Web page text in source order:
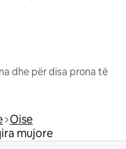
dhe për disa prona të
Oise
mujore